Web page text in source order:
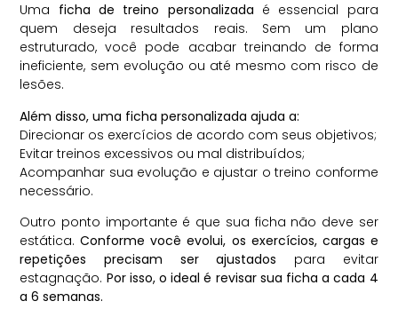
Uma ficha de treino personalizada é essencial para
quem deseja resultados reais. Sem um plano
estruturado, você pode acabar treinando de forma
ineficiente, sem evolução ou até mesmo com risco de
lesões.
Além disso, uma ficha personalizada ajuda a:
Direcionar os exercícios de acordo com seus objetivos;
Evitar treinos excessivos ou mal distribuídos;
Acompanhar sua evolução e ajustar o treino conforme
necessário.
Outro ponto importante é que sua ficha não deve ser
estática.Conforme você evolui, os exercícios, cargas e
repetições precisam ser ajustados para evitar
estagnação. Por isso, o ideal é revisar sua ficha a cada 4
a 6 semanas.